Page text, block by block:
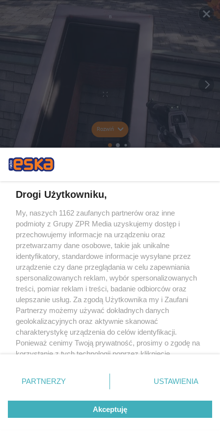
Rozwiń
Drogi Użytkowniku,
My, naszych 1162 zaufanych partnerów oraz inne
podmioty z Grupy ZPR Media uzyskujemy dostęp i
przechowujemy informacje na urządzeniu oraz
przetwarzamy dane osobowe, takie jak unikalne
identyfikatory, standardowe informacje wysyłane przez
urządzenie czy dane przeglądania w celu zapewniania
spersonalizowanych reklam, wybór spersonalizowanych
treści, pomiar reklam i treści, badanie odbiorców oraz
ulepszanie usług. Za zgodą Użytkownika my i Zaufani
Partnerzy możemy używać dokładnych danych
geolokalizacyjnych oraz aktywnie skanować
charakterystykę urządzenia do celów identyfikacji.
Ponieważ cenimy Twoją prywatność, prosimy o zgodę na
korzystanie z tych technologii poprzez kliknięcie
zmienić/wycofać klikając przycisk ustawień prywatności
znajdujący się w lewym dolnym rogu strony
rodzaje przetwarzania danych nie wymagają zgody
użytkownika, ale masz prawo sprzeciwić się takiemu
przetwarzaniu. Preferencje będą miały zastosowanie tylko
PARTNERZY USTAWIENIA
Akceptuję